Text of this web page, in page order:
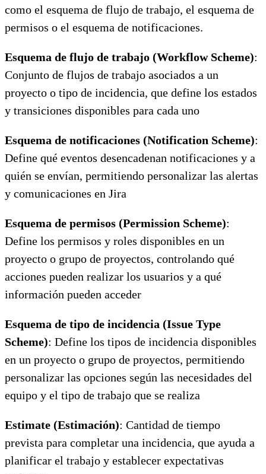
como el esquema de flujo de trabajo, el esquema de
permisos o el esquema de notificaciones.
Esquema de flujo de trabajo (Workflow Scheme):
Conjunto de flujos de trabajo asociados a un
proyecto o tipo de incidencia, que define los estados
y transiciones disponibles para cada uno
Esquema de notificaciones (Notification Scheme):
Define qué eventos desencadenan notificaciones y a
quién se envían, permitiendo personalizar las alertas
y comunicaciones en Jira
Esquema de permisos (Permission Scheme):
Define los permisos y roles disponibles en un
proyecto o grupo de proyectos, controlando qué
acciones pueden realizar los usuarios y a qué
información pueden acceder
Esquema de tipo de incidencia (Issue Type
Scheme): Define los tipos de incidencia disponibles
en un proyecto o grupo de proyectos, permitiendo
personalizar las opciones según las necesidades del
equipo y el tipo de trabajo que se realiza
Estimate (Estimación): Cantidad de tiempo
prevista para completar una incidencia, que ayuda a
planificar el trabajo y establecer expectativas